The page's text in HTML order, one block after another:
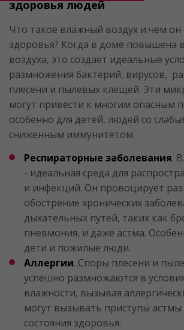
здоровья людей
Что такое влажный воздух и чем он
здоровья? Когда в доме повышена
воздуха, это создает идеальные
размножения бактерий, вирусов,
плесени и пылевых клещей. Эти
могут привести к многим опасным
особенно для детей, людей со
сниженным иммунитетом.
Респираторные заболевания.
- идеальная среда для
и инфекций. Он провоцирует
обострение хронических
дыхательных путей, таких как
пневмония, и даже астма.
дети и пожилые люди.
Аллергии. Споры плесени и
успешно размножаются в
влажности, вызывая
могут вызывать приступы
состояния здоровья.